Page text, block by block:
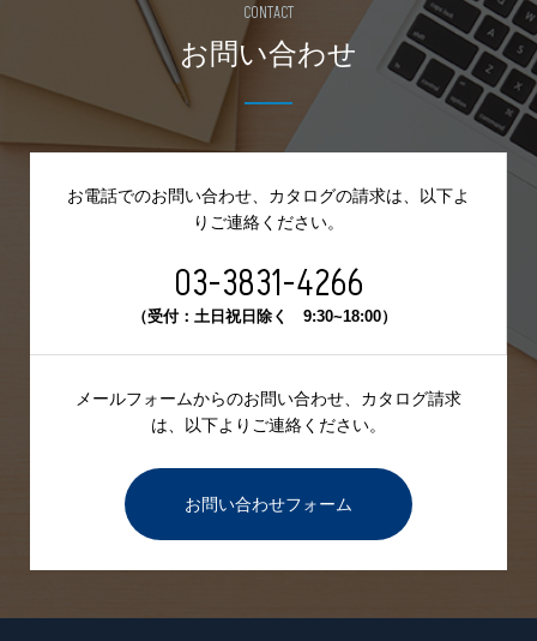
CONTACT
お問い合わせ
お電話でのお問い合わせ、カタログの請求は、 以下よ
りご連絡ください。
03-3831-4266
（受付：土日祝日除く 9:30~18:00）
メールフォームからのお問い合わせ、カタログ請求
は、 以下よりご連絡ください。
お問い合わせフォーム